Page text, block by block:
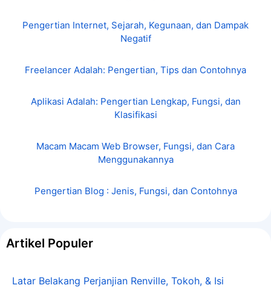
Pengertian Internet, Sejarah, Kegunaan, dan Dampak
Negatif
Freelancer Adalah: Pengertian, Tips dan Contohnya
Aplikasi Adalah: Pengertian Lengkap, Fungsi, dan
Klasifikasi
Macam Macam Web Browser, Fungsi, dan Cara
Menggunakannya
Pengertian Blog : Jenis, Fungsi, dan Contohnya
Artikel Populer
Latar Belakang Perjanjian Renville, Tokoh, & Isi